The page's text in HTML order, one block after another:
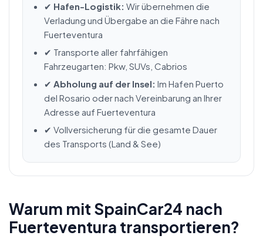
✔ Hafen-Logistik: Wir übernehmen die
Verladung und Übergabe an die Fähre nach
Fuerteventura
✔ Transporte aller fahrfähigen
Fahrzeugarten: Pkw, SUVs, Cabrios
✔ Abholung auf der Insel: Im Hafen Puerto
del Rosario oder nach Vereinbarung an Ihrer
Adresse auf Fuerteventura
✔ Vollversicherung für die gesamte Dauer
des Transports (Land & See)
Warum mit SpainCar24 nach
Fuerteventura transportieren?